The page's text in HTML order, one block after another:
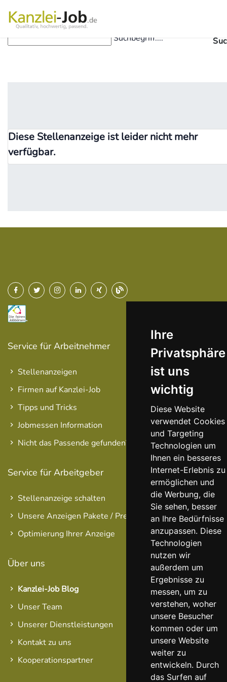
Ihre
Privatsphäre
ist uns
wichtig
Diese Website
verwendet Cookies
und Targeting
Technologien um
Ihnen ein besseres
Internet-Erlebnis zu
ermöglichen und
die Werbung, die
Sie sehen, besser
an Ihre Bedürfnisse
anzupassen. Diese
Technologien
nutzen wir
außerdem um
Ergebnisse zu
messen, um zu
verstehen, woher
unsere Besucher
kommen oder um
unsere Website
weiter zu
entwickeln. Durch
das Surfen auf
Suchbegriff....
Diese Stellenanzeige ist leider nicht mehr
verfügbar.
Service für Arbeitnehmer
Stellenanzeigen
Firmen auf Kanzlei-Job
Tipps und Tricks
Jobmessen Information
Nicht das Passende gefunden?
Service für Arbeitgeber
Stellenanzeige schalten
Unsere Anzeigen Pakete / Preise
Optimierung Ihrer Anzeige
Über uns
Kanzlei-Job Blog
Unser Team
Unserer Dienstleistungen
Kontakt zu uns
Kooperationspartner